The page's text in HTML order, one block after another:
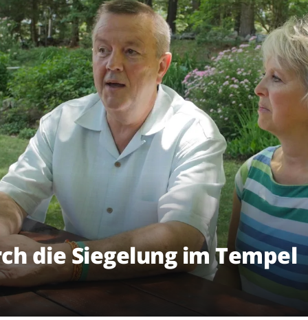
die Siegelung im Tempel